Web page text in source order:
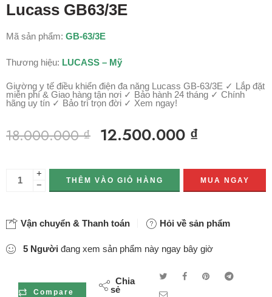
Lucass GB63/3E
Mã sản phẩm: GB-63/3E
Thương hiệu: LUCASS – Mỹ
Giường y tế điều khiển điện đa năng Lucass GB-63/3E ✓ Lắp đặt
miễn phí & Giao hàng tận nơi ✓ Bảo hành 24 tháng ✓ Chính
hãng uy tín ✓ Bảo trì trọn đời ✓ Xem ngay!
18.000.000₫ 12.500.000 ₫
+
−
THÊM VÀO GIỎ HÀNG MUA NGAY
Vận chuyển & Thanh toán Hỏi về sản phẩm
5 Người đang xem sản phẩm này ngay bây giờ
Compare
Chia
sẻ